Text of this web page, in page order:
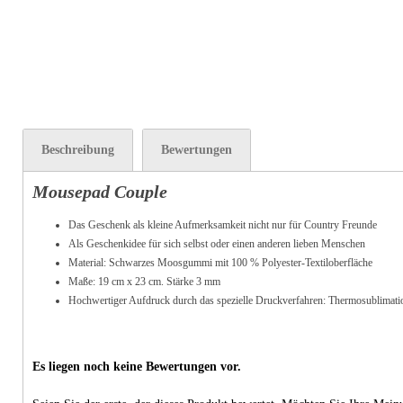
Beschreibung Bewertungen
Mousepad Couple
Das Geschenk als kleine Aufmerksamkeit nicht nur für Country Freunde
Als Geschenkidee für sich selbst oder einen anderen lieben Menschen
Material: Schwarzes Moosgummi mit 100 % Polyester-Textiloberfläche
Maße: 19 cm x 23 cm. Stärke 3 mm
Hochwertiger Aufdruck durch das spezielle Druckverfahren:
Es liegen noch keine Bewertungen vor.